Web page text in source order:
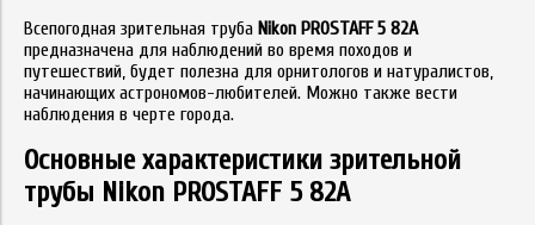
Всепогодная зрительная труба Nikon PROSTAFF 5 82A
предназначена для наблюдений во время походов и
путешествий, будет полезна для орнитологов и натуралистов,
начинающих астрономов-любителей. Можно также вести
наблюдения в черте города.
Основные характеристики зрительной
трубы Nikon PROSTAFF 5 82A